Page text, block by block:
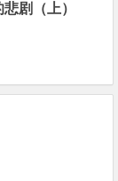
剧（上）